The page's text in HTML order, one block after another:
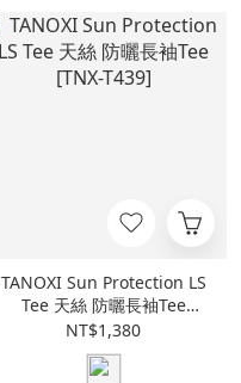
TANOXI Sun Protection LS
Tee 天絲 防曬長袖Tee
[TNX-T439]
NT$1,380